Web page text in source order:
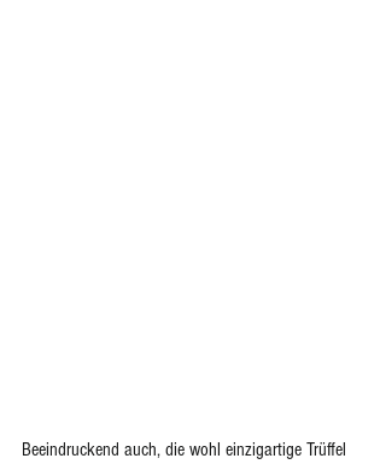
Beeindruckend auch, die wohl einzigartige Trüffel